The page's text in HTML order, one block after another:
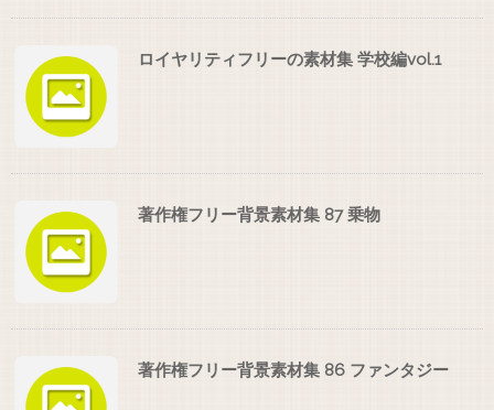
ロイヤリティフリーの素材集 学校編vol.1
著作権フリー背景素材集 87 乗物
著作権フリー背景素材集 86 ファンタジー